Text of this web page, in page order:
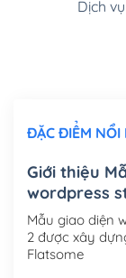
Cài đặt
Mua thêm Host
Tên miền
Tên miền
Hosting
Dịch
ĐẶC ĐIỂM NỔI
Giới thiệu
wordpress
Mẫu giao diện
2 được xây
Flatsome